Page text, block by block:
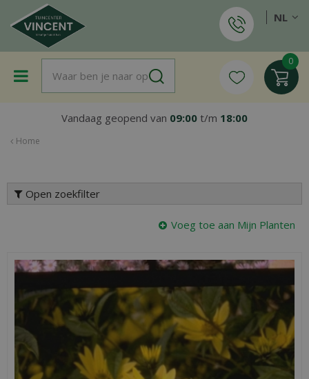
a
Home
Vandaag geopend van 09:00 t/m 18:00
NL
Open zoekfilter
Voeg toe aan Mijn Planten